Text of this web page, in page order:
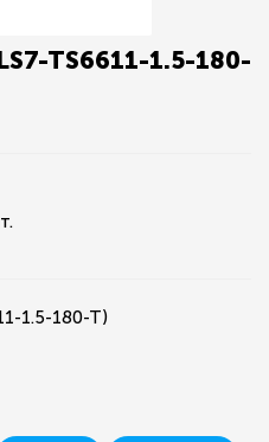
TS6611-1.5-180-
1.5-180-T)